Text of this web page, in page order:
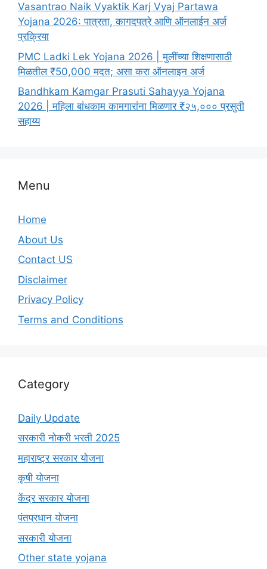
Vasantrao Naik Vyaktik Karj Vyaj Partawa
Yojana 2026: पात्रता, कागदपत्रे आणि ऑनलाईन अर्ज
प्रक्रिया
PMC Ladki Lek Yojana 2026 | मुलींच्या शिक्षणासाठी
मिळतील ₹50,000 मदत; असा करा ऑनलाइन अर्ज
Bandhkam Kamgar Prasuti Sahayya Yojana
2026 | महिला बांधकाम कामगारांना मिळणार ₹२५,००० प्रसुती
सहाय्य
Menu
Home
About Us
Contact US
Disclaimer
Privacy Policy
Terms and Conditions
Category
Daily Update
सरकारी नोकरी भरती 2025
महाराष्ट्र सरकार योजना
कृषी योजना
केंद्र सरकार योजना
पंतप्रधान योजना
सरकारी योजना
Other state yojana